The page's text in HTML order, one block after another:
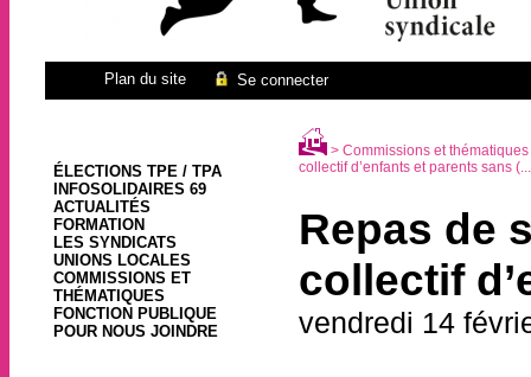
Plan du site Se connecter
ÉLECTIONS TPE / TPA
INFOSOLIDAIRES 69
ACTUALITÉS
FORMATION
LES SYNDICATS
UNIONS LOCALES
COMMISSIONS ET
THÉMATIQUES
FONCTION PUBLIQUE
POUR NOUS JOINDRE
> Commissions et thématiques
collectif d’enfants et parents sans
Repas de
collectif
vendredi 14